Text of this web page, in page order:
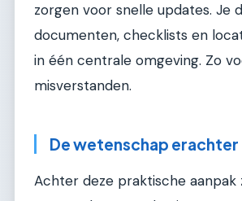
zorgen voor snelle updates. Je
documenten, checklists en
in één centrale omgeving. Zo
misverstanden.
De wetenschap erachter
Achter deze praktische aanpak